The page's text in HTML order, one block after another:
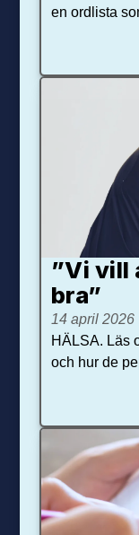
en ordlista
”Vi vill
bra”
14 april 2026
HÄLSA. Läs
och hur de